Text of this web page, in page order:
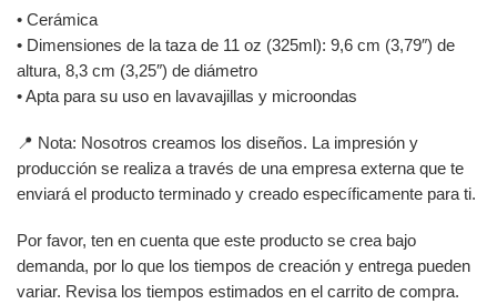
• Cerámica
• Dimensiones de la taza de 11 oz (325ml): 9,6 cm (3,79″) de
altura, 8,3 cm (3,25″) de diámetro
• Apta para su uso en lavavajillas y microondas
📍 Nota: Nosotros creamos los diseños. La impresión y
producción se realiza a través de una empresa externa que te
enviará el producto terminado y creado específicamente para ti.
Por favor, ten en cuenta que este producto se crea bajo
demanda, por lo que los tiempos de creación y entrega pueden
variar. Revisa los tiempos estimados en el carrito de compra.